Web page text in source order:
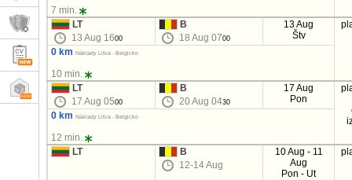
7 min.
LT
13 Aug 1600
B
18 Aug 0700
13 Aug
Štv
0 km Náklady Litva - Belgicko
10 min.
LT
17 Aug 0500
B
20 Aug 0430
17 Aug
Pon
0 km Náklady Litva - Belgicko
12 min.
LT
B
12-14 Aug
10 Aug - 11
Aug
Pon - Ut